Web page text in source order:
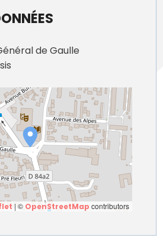
de Gaulle
| © OpenStreetMap contributors